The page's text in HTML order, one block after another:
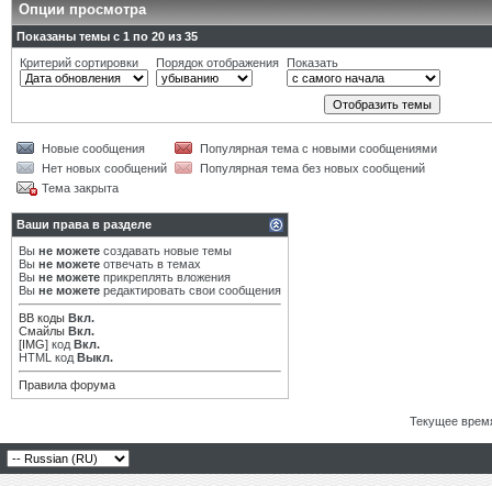
Опции просмотра
Показаны темы с 1 по 20 из 35
Критерий сортировки
Порядок отображения Показать
Новые сообщения
Популярная тема с новыми сообщениями
Нет новых сообщений
Популярная тема без новых сообщений
Тема закрыта
Ваши права в разделе
Вы не можете создавать новые темы
Вы не можете отвечать в темах
Вы не можете прикреплять вложения
Вы не можете редактировать свои сообщения
BB коды Вкл.
Смайлы Вкл.
[IMG] код Вкл.
HTML код Выкл.
Правила форума
Текущее